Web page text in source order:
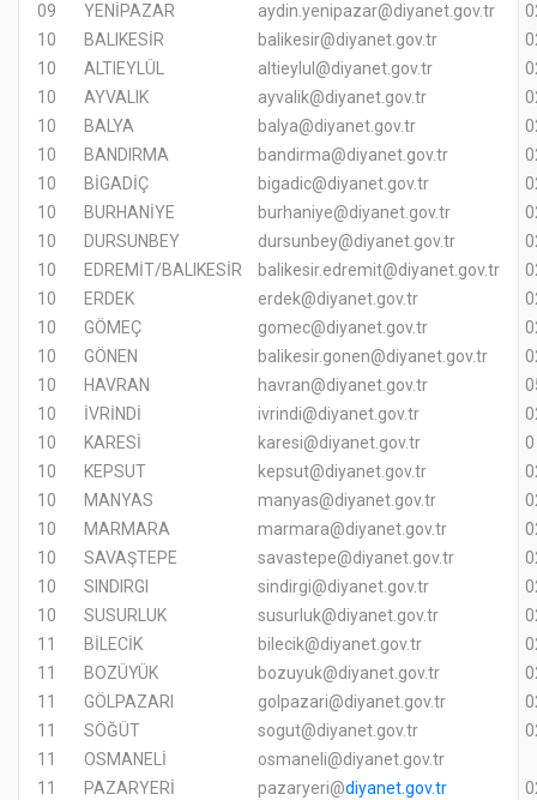
09
YENİPAZAR aydin.yenipazar@diyanet.gov.tr
10
BALIKESİR balikesir@diyanet.gov.tr
10
ALTIEYLÜL altieylul@diyanet.gov.tr
10
AYVALIK ayvalik@diyanet.gov.tr
10
BALYA balya@diyanet.gov.tr
10
BANDIRMA bandirma@diyanet.gov.tr
10
BİGADİÇ bigadic@diyanet.gov.tr
10
BURHANİYE burhaniye@diyanet.gov.tr
10
DURSUNBEY dursunbey@diyanet.gov.tr
10
EDREMİT/BALIKESİR balikesir.edremit@diyanet.gov.tr
10
ERDEK erdek@diyanet.gov.tr
10
GÖMEÇ gomec@diyanet.gov.tr
10
GÖNEN balikesir.gonen@diyanet.gov.tr
10
HAVRAN havran@diyanet.gov.tr
10
İVRİNDİ ivrindi@diyanet.gov.tr
10
KARESİ karesi@diyanet.gov.tr
10
KEPSUT kepsut@diyanet.gov.tr
10
MANYAS manyas@diyanet.gov.tr
10
MARMARA marmara@diyanet.gov.tr
10
SAVAŞTEPE savastepe@diyanet.gov.tr
10
SINDIRGI sindirgi@diyanet.gov.tr
10
SUSURLUK susurluk@diyanet.gov.tr
11
BİLECİK bilecik@diyanet.gov.tr
11
BOZÜYÜK bozuyuk@diyanet.gov.tr
11
GÖLPAZARI golpazari@diyanet.gov.tr
11
SÖĞÜT sogut@diyanet.gov.tr
11
OSMANELİ
osmaneli@diyanet.gov.tr
11
PAZARYERİ pazaryeri@diyanet.gov.tr